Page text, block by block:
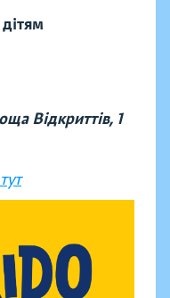
Відкриттів, 1